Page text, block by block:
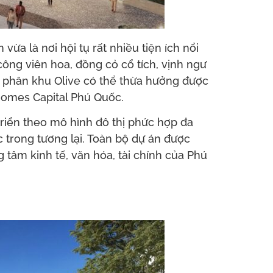
vừa là nơi hội tụ rất nhiều tiện ích nổi
viên hoa, đồng cỏ cổ tích, vịnh ngư
khu Olive có thể thừa hưởng được
Capital Phú Quốc.
theo mô hình đô thị phức hợp đa
tương lại. Toàn bộ dự án được
kinh tế, văn hóa, tài chính của Phú